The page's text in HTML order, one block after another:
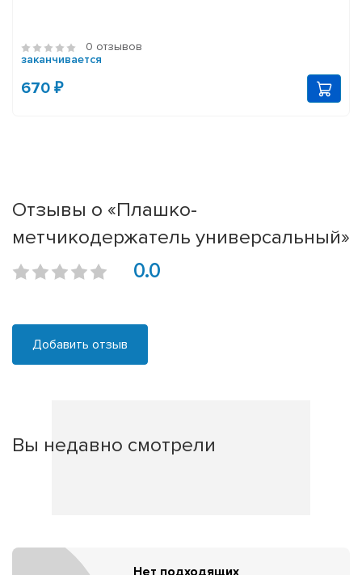
0 отзывов
заканчивается
670 ₽
Отзывы о «Плашко-
метчикодержатель универсальный»
0.0
Добавить отзыв
Вы недавно смотрели
Нет подходящих